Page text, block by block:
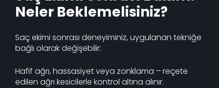
Neler Beklemelisiniz?
Saç ekimi sonrası deneyiminiz, uygulanan tekniğe
bağlı olarak değişebilir:
Hafif ağrı, hassasiyet veya zonklama – reçete
edilen ağrı kesicilerle kontrol altına alınır.